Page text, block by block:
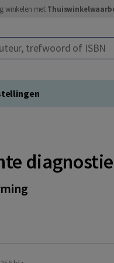
winkelen met
trefwoord of ISBN